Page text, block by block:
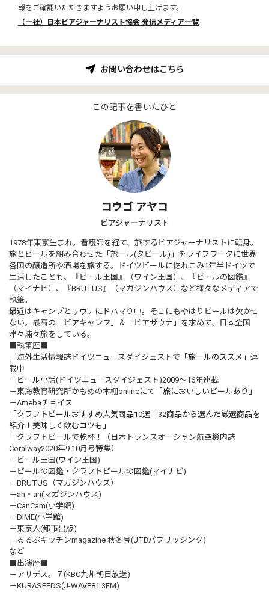
報をご確認いただきますようお願い申し上げます。
（一社）日本ビアジャーナリスト協会 発信メディア一覧
お問い合わせはこちら
この記事を書いたひと
コウゴ アヤコ
ビアジャーナリスト
1978年東京生まれ。看護師を経て、旅するビアジャーナリストに転身。
旅とビールを組み合わせた「旅ール(タビール)」をライフワークに世界
各国の醸造所や酒場を旅する。ドイツビールに惚れこみ1年半ドイツで
生活したことも。『ビール王国』（ワイン王国）、『ビールの図鑑』
（マイナビ）、『BRUTUS』（マガジンハウス）など様々なメディアで
執筆。
最近はキャンプとサウナにドハマり中。そこにもやはりビールは欠かせ
ない。最高の「ビアキャンプ」＆「ビアサウナ」を求めて、日本全国
津々浦々旅をしている。
■執筆歴■
－海外生活情報誌ドイツニュースダイジェストで 「旅ールのススメ」 連
載中
－ ビール小話(ドイツニュースダイジェスト)2009～16年連載
－東海教育研究所かもめの本棚onlineにて 「旅においしいビールあり」
－Amebaチョイス
「クラフトビールおすすめ人気商品10選｜32商品から選んだ厳選商品を
紹介！美味しく飲むコツも」
－クラフトビールで乾杯！（日本トランスオーシャン航空機内誌
Coralway2020年9.10月号特集）
－ビール王国(ワイン王国)
－ビールの図鑑・クラフトビールの図鑑(マイナビ)
－BRUTUS（マガジンハウス）
－an・an(マガジンハウス)
－CanCam(小学館)
－DIME(小学館)
－東京人(都市出版)
－るるぶキッチンmagazine 秋冬号(JTBパブリッシング)
など
■出演歴■
－アサデス。７(KBC九州朝日放送)
－KURASEEDS(J-WAVE81.3FM)